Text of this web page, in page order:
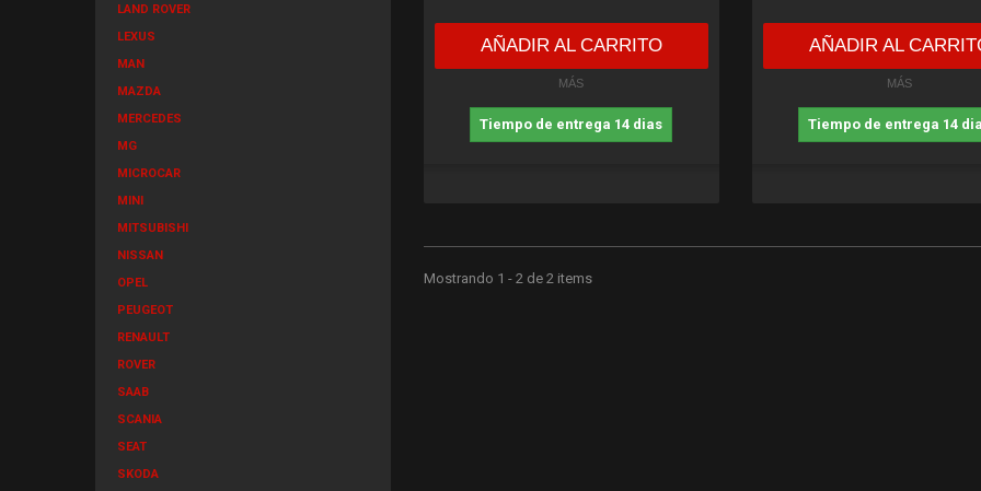
LAND ROVER
LEXUS
MAN
MAZDA
MERCEDES
MG
MICROCAR
MINI
MITSUBISHI
NISSAN
OPEL
PEUGEOT
RENAULT
ROVER
SAAB
SCANIA
SEAT
SKODA
AÑADIR AL CARRITO
MÁS
Tiempo de entrega 14 dias
AÑADIR AL
MÁS
Tiempo de entrega 14
Mostrando 1 - 2 de 2 items